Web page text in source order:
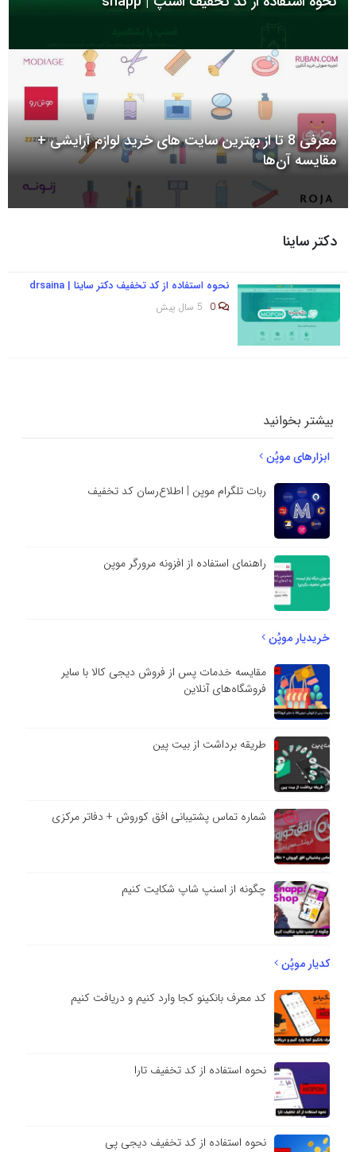
به
بگذارید.
لینک
معرفی 8 تا از بهترین سایت های خرید لوازم آرایشی +
مقایسه آن‌ها
دکتر ساینا
نحوه استفاده از کد تخفیف دکتر ساینا | drsaina
0 5 سال پیش
بیشتر بخوانید
ابزارهای موپُن
ربات تلگرام موپن | اطلاع‌رسان کد تخفیف
راهنمای استفاده از افزونه مرورگر موپن
خریدیار موپُن
مقایسه خدمات پس از فروش دیجی کالا با سایر
فروشگاه‌های آنلاین
طریقه برداشت از بیت پین
شماره تماس پشتیبانی افق کوروش + دفاتر مرکزی
چگونه از اسنپ شاپ شکایت کنیم
کدیار موپُن
کد معرف بانکینو کجا وارد کنیم و دریافت کنیم
نحوه استفاده از کد تخفیف تارا
نحوه استفاده از کد تخفیف دیجی پی